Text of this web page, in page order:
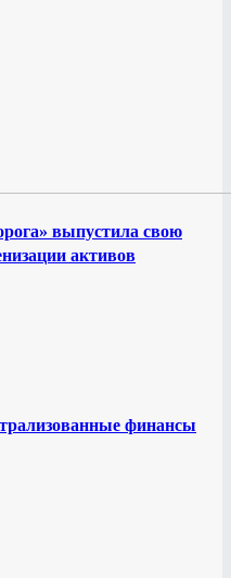
выпустила свою
активов
финансы